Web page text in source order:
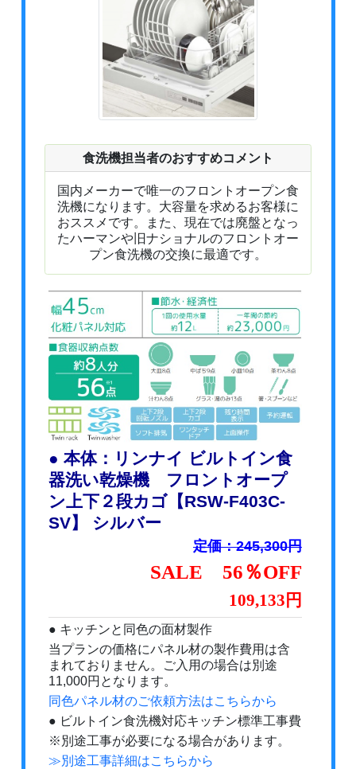
食洗機担当者のおすすめコメント
国内メーカーで唯一のフロントオープン食
洗機になります。大容量を求めるお客様に
おススメです。また、現在では廃盤となっ
たハーマンや旧ナショナルのフロントオー
プン食洗機の交換に最適です。
● 本体：リンナイ ビルトイン食
器洗い乾燥機 フロントオープ
ン上下２段カゴ【RSW-F403C-
SV】 シルバー
定価：245,300円
SALE 56％OFF
109,133円
● キッチンと同色の面材製作
当プランの価格にパネル材の製作費用は含
まれておりません。ご入用の場合は別途
11,000円となります。
同色パネル材のご依頼方法はこちらから
● ビルトイン食洗機対応キッチン標準工事費
※別途工事が必要になる場合があります。
≫別途工事詳細はこちらから